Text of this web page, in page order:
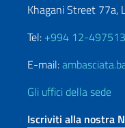
Khagani Street 77a,
Tel: +994 12-
E-mail:
Gli uffici della sede
Iscriviti alla nostra